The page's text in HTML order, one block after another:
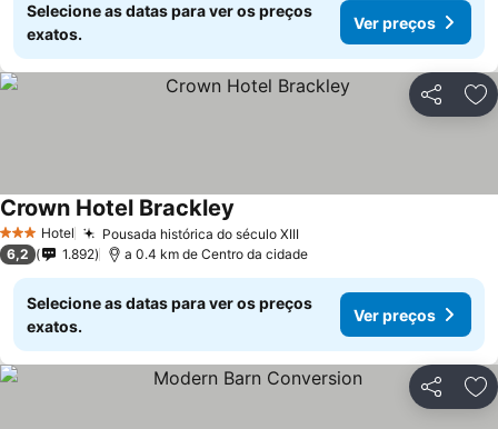
Selecione as datas para ver os preços
exatos.
Ver preços
Partilhar
3 EstrelasHotel Pousada histórica do século XIII
Crown Hotel Brackley
6,2 1.892 a 0.4 km de Centro da cidade
Selecione as datas para ver os preços
exatos.
Ver preços
Partilhar